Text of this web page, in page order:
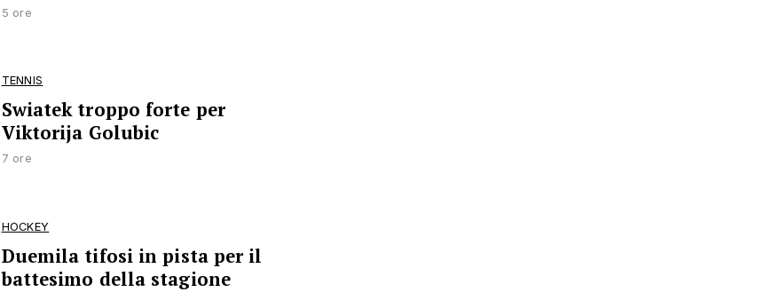
5 ore
TENNIS
Swiatek troppo forte per
Viktorija Golubic
7 ore
HOCKEY
Duemila tifosi in pista per il
battesimo della stagione